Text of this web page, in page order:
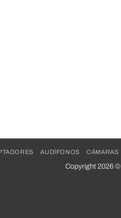
AUDÍFONOS CÁMARAS
Copyright 2026 ©